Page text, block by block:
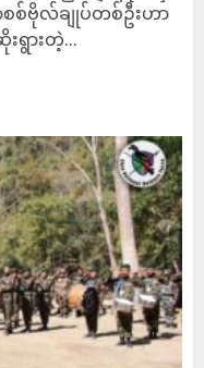
စ်ဗိုလ်ချုပ်တစ်ဦးဟာ
ရွားတဲ့...